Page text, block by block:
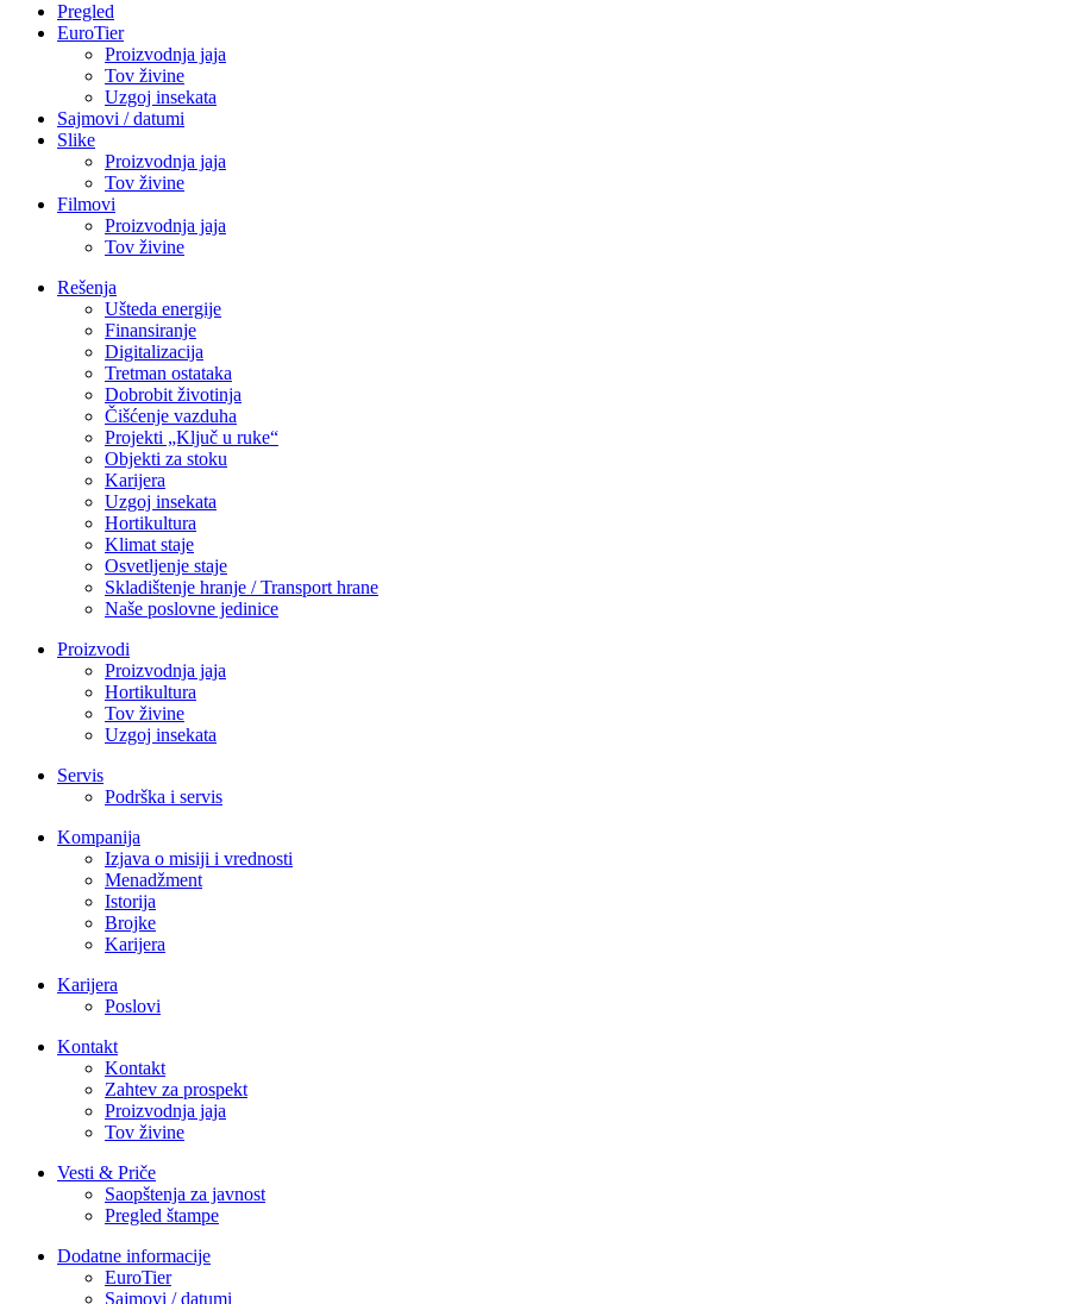
Pregled
EuroTier
Proizvodnja jaja
Tov živine
Uzgoj insekata
Sajmovi / datumi
Slike
Proizvodnja jaja
Tov živine
Filmovi
Proizvodnja jaja
Tov živine
Rešenja
Ušteda energije
Finansiranje
Digitalizacija
Tretman ostataka
Dobrobit životinja
Čišćenje vazduha
Projekti „Ključ u ruke“
Objekti za stoku
Karijera
Uzgoj insekata
Hortikultura
Klimat staje
Osvetljenje staje
Skladištenje hranje / Transport hrane
Naše poslovne jedinice
Proizvodi
Proizvodnja jaja
Hortikultura
Tov živine
Uzgoj insekata
Servis
Podrška i servis
Kompanija
Izjava o misiji i vrednosti
Menadžment
Istorija
Brojke
Karijera
Karijera
Poslovi
Kontakt
Kontakt
Zahtev za prospekt
Proizvodnja jaja
Tov živine
Vesti & Priče
Saopštenja za javnost
Pregled štampe
Dodatne informacije
EuroTier
Sajmovi / datumi